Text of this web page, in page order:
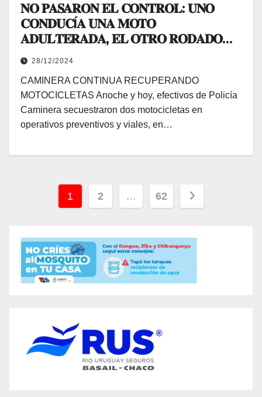
𝐍𝐎 𝐏𝐀𝐒𝐀𝐑𝐎𝐍 𝐄𝐋 𝐂𝐎𝐍𝐓𝐑𝐎𝐋: 𝐔𝐍𝐎
𝐂𝐎𝐍𝐃𝐔𝐂Í𝐀 𝐔𝐍𝐀 𝐌𝐎𝐓𝐎
𝐀𝐃𝐔𝐋𝐓𝐄𝐑𝐀𝐃𝐀, 𝐄𝐋 𝐎𝐓𝐑𝐎 𝐑𝐎𝐃𝐀𝐃𝐎
𝐄𝐑𝐀 𝐑𝐎𝐁𝐀𝐃𝐎
28/12/2024
CAMINERA CONTINUA RECUPERANDO
MOTOCICLETAS Anoche y hoy, efectivos de Policía
Caminera secuestraron dos motocicletas en
operativos preventivos y viales, en…
Paginación
entradas
1 2 … 62